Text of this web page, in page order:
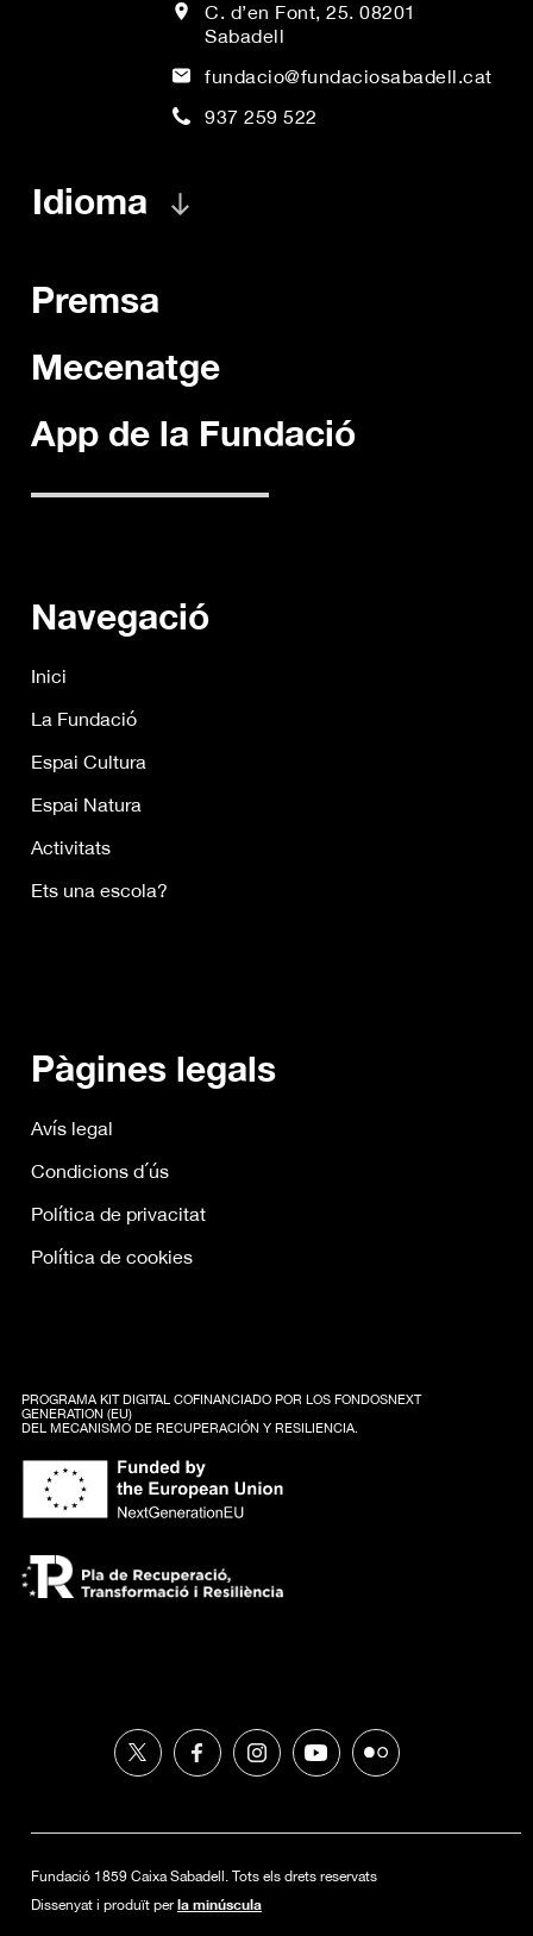
C. d’en Font, 25. 08201
Sabadell
fundacio@fundaciosabadell.cat
937 259 522
Navegació
Inici
La Fundació
Espai Cultura
Espai Natura
Activitats
Ets una escola?
Pàgines legals
Avís legal
Condicions d´ús
Política de privacitat
Política de cookies
Premsa
Mecenatge
App de la Fundació
Idioma
PROGRAMA KIT DIGITAL COFINANCIADO POR LOS FONDOSNEXT
GENERATION (EU)
DEL MECANISMO DE RECUPERACIÓN Y RESILIENCIA.
Fundació 1859 Caixa Sabadell. Tots els drets reservats
Dissenyat i produït per la minúscula